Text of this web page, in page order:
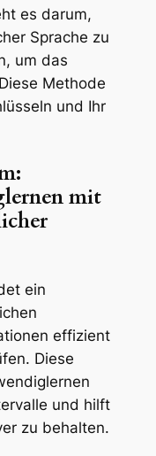
es darum,
Sprache zu
um das
Methode
und Ihr
mit
ein
effizient
Diese
und hilft
zu behalten.